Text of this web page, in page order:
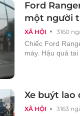
XÃ HỘI 3160
Ford
một người
Chiếc Ford
máy. Hậu quả
XÃ HỘI 3163
Xe buýt lao